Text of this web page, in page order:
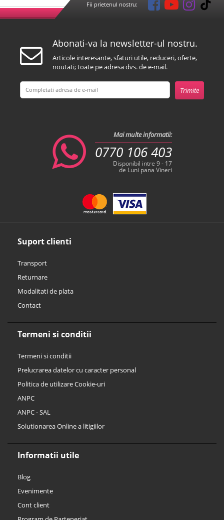
Fii prietenul nostru:
Suport clienti
Transport
Returnare
Modalitati de plata
Contact
Termeni si conditii
Termeni si conditii
Prelucrarea datelor cu caracter personal
Politica de utilizare Cookie-uri
ANPC
ANPC - SAL
Solutionarea Online a litigiilor
Informatii utile
Blog
Evenimente
Cont client
Abonati-va la newsletter-ul nostru.
Articole interesante, sfaturi utile, reduceri, oferte,
noutati; toate pe adresa dvs. de e-mail.
Mai multe informatii:
0770 106 403
Disponibil intre 9 - 17
de Luni pana Vineri